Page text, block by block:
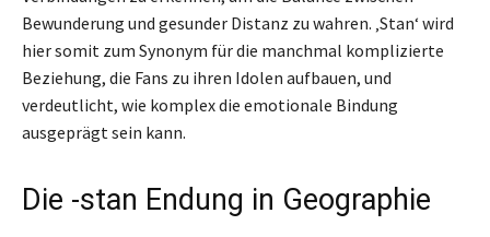
Bewunderung und gesunder Distanz zu wahren. ‚Stan‘ wird
hier somit zum Synonym für die manchmal komplizierte
Beziehung, die Fans zu ihren Idolen aufbauen, und
verdeutlicht, wie komplex die emotionale Bindung
ausgeprägt sein kann.
Die -stan Endung in Geographie